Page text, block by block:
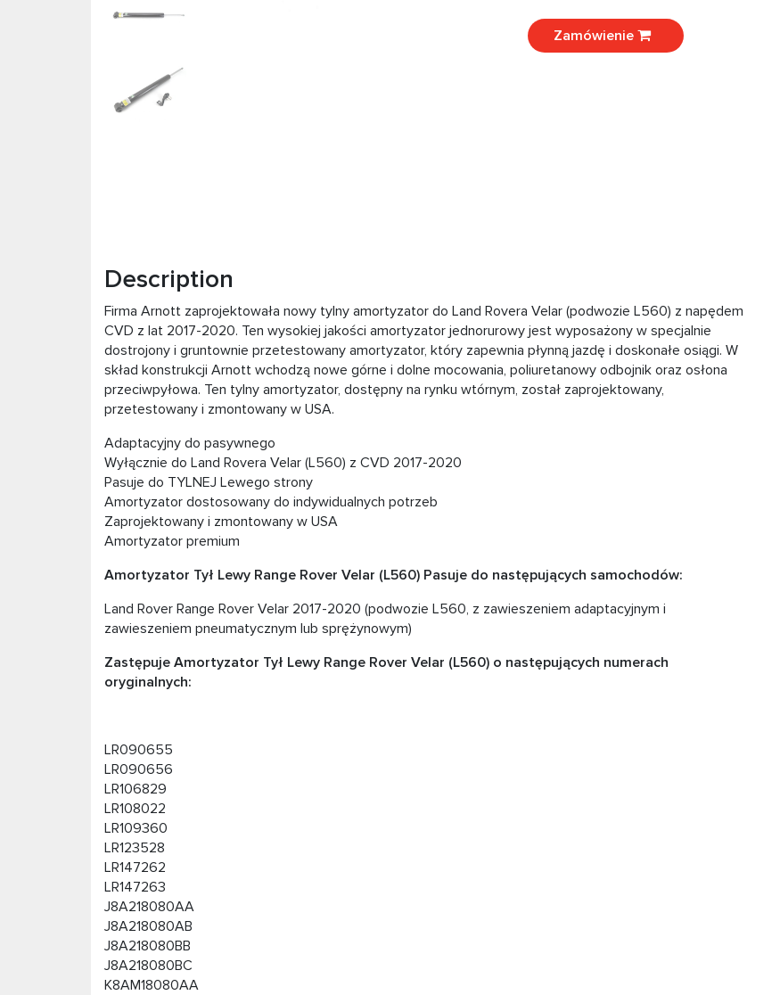
Zamówienie
Description
Firma Arnott zaprojektowała nowy tylny amortyzator do Land Rovera Velar (podwozie L560) z napędem
CVD z lat 2017-2020. Ten wysokiej jakości amortyzator jednorurowy jest wyposażony w specjalnie
dostrojony i gruntownie przetestowany amortyzator, który zapewnia płynną jazdę i doskonałe osiągi. W
skład konstrukcji Arnott wchodzą nowe górne i dolne mocowania, poliuretanowy odbojnik oraz osłona
przeciwpyłowa. Ten tylny amortyzator, dostępny na rynku wtórnym, został zaprojektowany,
przetestowany i zmontowany w USA.
Adaptacyjny do pasywnego
Wyłącznie do Land Rovera Velar (L560) z CVD 2017-2020
Pasuje do TYLNEJ Lewego strony
Amortyzator dostosowany do indywidualnych potrzeb
Zaprojektowany i zmontowany w USA
Amortyzator premium
Amortyzator Tył Lewy Range Rover Velar (L560) Pasuje do następujących samochodów:
Land Rover Range Rover Velar 2017-2020 (podwozie L560, z zawieszeniem adaptacyjnym i
zawieszeniem pneumatycznym lub sprężynowym)
Zastępuje Amortyzator Tył Lewy Range Rover Velar (L560) o następujących numerach
oryginalnych:
LR090655
LR090656
LR106829
LR108022
LR109360
LR123528
LR147262
LR147263
J8A218080AA
J8A218080AB
J8A218080BB
J8A218080BC
K8AM18080AA